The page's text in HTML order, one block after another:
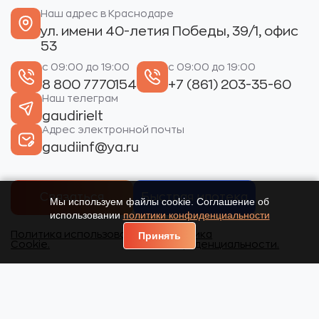
Наш адрес в Краснодаре
ул. имени 40-летия Победы, 39/1, офис
53
с 09:00 до 19:00
8 800 7770154
с 09:00 до 19:00
+7 (861) 203-35-60
Наш телеграм
gaudirielt
Адрес электронной почты
gaudiinf@ya.ru
Связаться Быстрая ипотека
Политика использования
Cookie.
Политика
конфиденциальности.
Мы используем файлы cookie. Соглашение об
использовании политики конфиденциальности
Принять